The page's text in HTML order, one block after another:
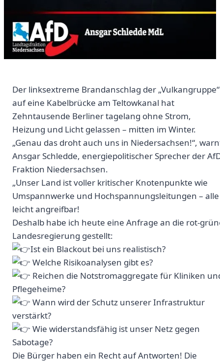
Der linksextreme Brandanschlag der „Vulkangruppe“
auf eine Kabelbrücke am Teltowkanal hat
Zehntausende Berliner tagelang ohne Strom,
Heizung und Licht gelassen – mitten im Winter.
„Genau das droht auch uns in Niedersachsen!“,
Ansgar Schledde, energiepolitischer Sprecher der
Fraktion Niedersachsen.
„Unser Land ist voller kritischer Knotenpunkte wie
Umspannwerke und Hochspannungsleitungen – alle
leicht angreifbar!
Deshalb habe ich heute eine Anfrage an die rot-
Landesregierung gestellt:
Ist ein Blackout bei uns realistisch?
Welche Risikoanalysen gibt es?
Reichen die Notstromaggregate für Kliniken
Pflegeheime?
Wann wird der Schutz unserer Infrastruktur
verstärkt?
Wie widerstandsfähig ist unser Netz gegen
Sabotage?
Die Bürger haben ein Recht auf Antworten! Die